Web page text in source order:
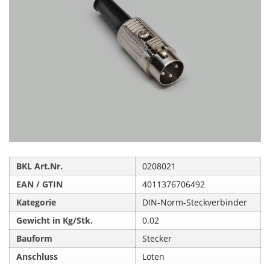
BKL Art.Nr.
0208021
EAN / GTIN
4011376706492
Kategorie
DIN-Norm-Steckverbinder
Gewicht in Kg/Stk.
0.02
Bauform
Stecker
Anschluss
Löten